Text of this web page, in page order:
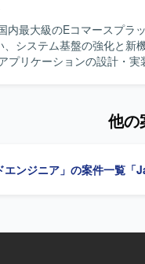
システム基盤の強化と新機
す。 日常的なリファクタ
の領域にも前向きに挑戦
変わっていく状況を楽し
他の
エンジニア」の案件一覧 「